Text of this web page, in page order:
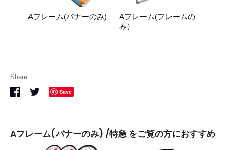
Aフレーム(バナーのみ)
Aフレーム(フレームの
み）
Share
ShareShareSave
Aフレーム(バナーのみ) /特急 をご覧の方におすすめ